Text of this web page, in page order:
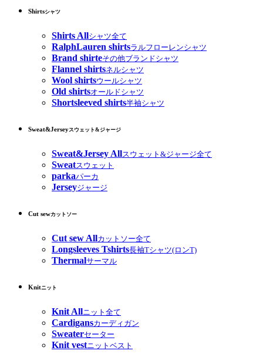
Shirtsシャツ
Shirts Allシャツ全て
RalphLauren shirtsラルフローレンシャツ
Brand shirteその他ブランドシャツ
Flannel shirtsネルシャツ
Wool shirtsウールシャツ
Old shirtsオールドシャツ
Shortsleeved shirts半袖シャツ
Sweat&Jerseyスウェット&ジャージ
Sweat&Jersey Allスウェット&ジャージ全て
Sweatスウェット
parkaパーカ
Jerseyジャージ
Cut sewカットソー
Cut sew Allカットソー全て
Longsleeves Tshirts長袖Tシャツ(ロンT)
Thermalサーマル
Knitニット
Knit Allニット全て
Cardigansカーディガン
Sweaterセーター
Knit vestニットベスト